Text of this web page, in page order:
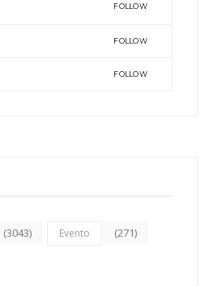
FOLLOW
FOLLOW
FOLLOW
(3043) Evento (271)